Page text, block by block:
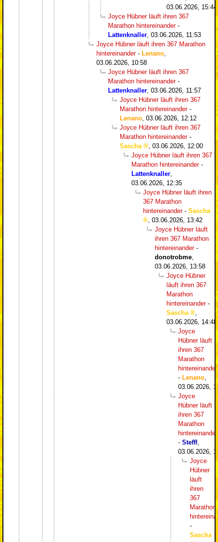
03.06.2026, 15:44
Joyce Hübner läuft ihren 367
Marathon hintereinander-
Lattenknaller 03.06.2026, 11:53
Joyce Hübner läuft ihren 367 Marathon
hintereinander- Lenano
03.06.2026, 10:58
Joyce Hübner läuft ihren 367
Marathon hintereinander-
Lattenknaller 03.06.2026, 11:57
Joyce Hübner läuft ihren 367
Marathon hintereinander-
Lenano 03.06.2026, 12:12
Joyce Hübner läuft ihren 367
Marathon hintereinander-
Sascha
03.06.2026, 12:00
Joyce Hübner läuft ihren 367
Marathon hintereinander-
Lattenknaller
03.06.2026, 12:35
Joyce Hübner läuft ihren
367 Marathon
hintereinander- Sascha
03.06.2026, 13:42
Joyce Hübner läuft
ihren 367 Marathon
hintereinander-
donotrobme
03.06.2026, 13:58
Joyce Hübner
läuft ihren 367
Marathon
hintereinander-
Sascha
03.06.2026, 14:48
Joyce
Hübner läuft
ihren 367
Marathon
hintereinander
- Lenano
03.06.2026,
Joyce
Hübner läuft
ihren 367
Marathon
hintereinander
- Steffl
03.06.2026,
Joyce
Hübner
läuft
ihren
367
Marathon
-
Sascha